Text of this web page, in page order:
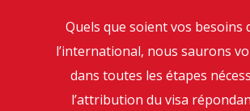
Quels que soient vos besoins
l’international, nous saurons
dans toutes les étapes
l’attribution du visa